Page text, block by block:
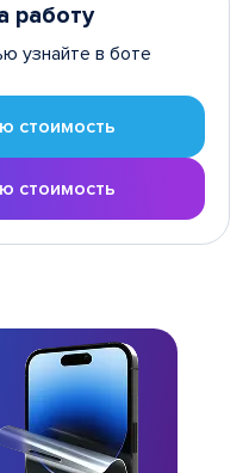
работу
узнайте в боте
стоимость
стоимость